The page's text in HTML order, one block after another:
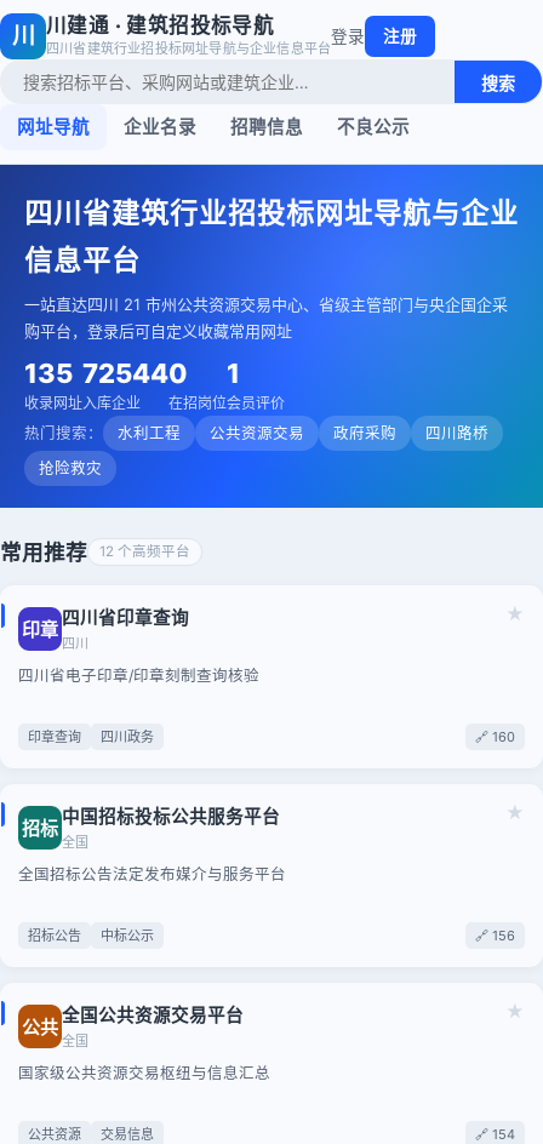
川 川建通 · 建筑招投标导航
四川省建筑行业招投标网址导航与企业信息平台
搜索
网址导航 企业名录 招聘信息 不良公示
登录 注册
四川省建筑行业招投标网址导航与企业
信息平台
一站直达四川 21 市州公共资源交易中心、省级主管部门与央企国企采
购平台，登录后可自定义收藏常用网址
135
收录网址
72544
入库企业
0
在招岗位
1
会员评价
热门搜索：
水利工程 公共资源交易 政府采购
四川路桥
抢险救灾
常用推荐 12 个高频平台
★
印章 四川省印章查询
四川
四川省电子印章/印章刻制查询核验
印章查询 四川政务 🔗 160
★
招标 中国招标投标公共服务平台
全国
全国招标公告法定发布媒介与服务平台
招标公告 中标公示 🔗 156
★
公共全国公共资源交易平台
全国
国家级公共资源交易枢纽与信息汇总
公共资源 交易信息 🔗 154